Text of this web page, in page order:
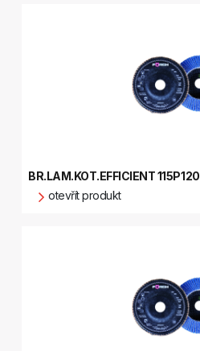
BR.LAM.KOT.EFFICIENT 115P120
otevřít produkt